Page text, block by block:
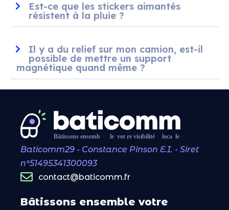
Est-ce que les stickers aimantés
résistent à la pluie ?
Il y a du relief sur mon camion, est-il
possible de mettre un support
magnétique quand même ?
Baticomm29 - Constance Pinson E.I. - Siret
n°51495341300093
contact@baticomm.fr
Bâtissons ensemble votre